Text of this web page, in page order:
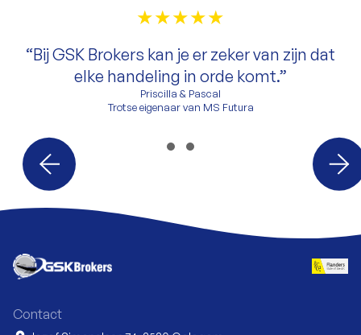
★★★★★
“Bij GSK Brokers kan je er zeker van zijn dat
elke handeling in orde komt.”
Priscilla & Pascal
Trotse eigenaar van MS Futura
Contact